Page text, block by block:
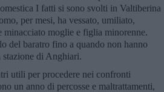
I fatti si sono svolti in Valtiberina
per mesi, ha vessato, umiliato,
minacciato moglie e figlia minorenne.
del baratro fino a quando non hanno
stazione di Anghiari.
utili per procedere nei confronti
un anno di percosse e maltrattamenti,